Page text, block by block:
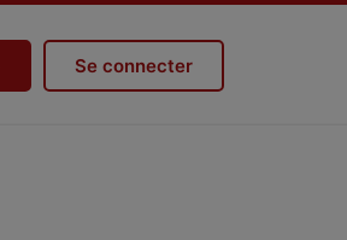
Se connecter